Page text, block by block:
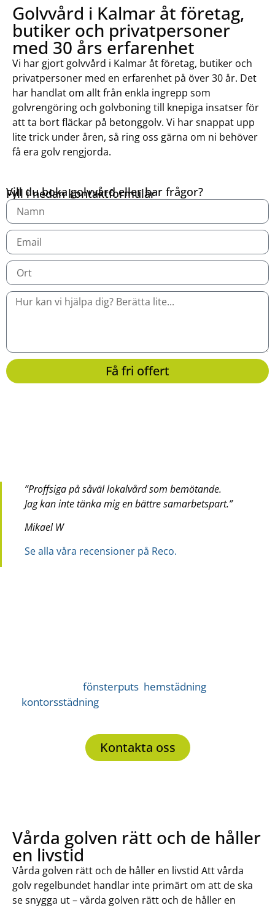
Golvvård i Kalmar åt företag,
butiker och privatpersoner
med 30 års erfarenhet
Vi har gjort golvvård i Kalmar åt företag, butiker och
privatpersoner med en erfarenhet på över 30 år. Det
har handlat om allt från enkla ingrepp som
golvrengöring och golvboning till knepiga insatser för
att ta bort fläckar på betonggolv. Vi har snappat upp
lite trick under åren, så ring oss gärna om ni behöver
få era golv rengjorda.
Vill du boka golvvård eller har frågor?
Fyll i nedan kontaktformulär
Få fri offert
”Proffsiga på såväl lokalvård som bemötande.
Jag kan inte tänka mig en bättre samarbetspart.”
Mikael W
Se alla våra recensioner på Reco.
fönsterputs hemstädning
kontorsstädning. Ni kan passa på att boka in flera
Kontakta oss
Vårda golven rätt och de håller
en livstid
Vårda golven rätt och de håller en livstid Att vårda
golv regelbundet handlar inte primärt om att de ska
se snygga ut – vårda golven rätt och de håller en